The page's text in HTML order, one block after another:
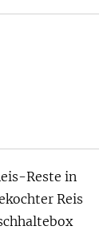
Reste in
Reis